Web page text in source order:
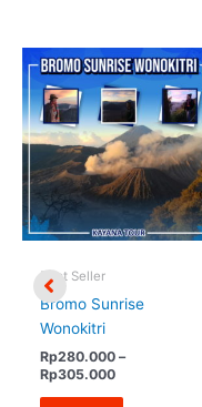
Best Seller
Bromo Sunrise
Wonokitri
Rp280.000 –
Rp305.000Rentang